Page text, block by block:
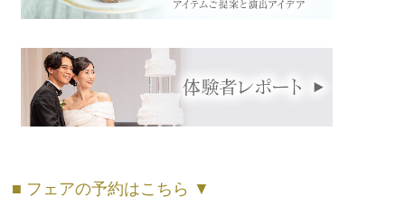
■ フェアの予約はこちら ▼